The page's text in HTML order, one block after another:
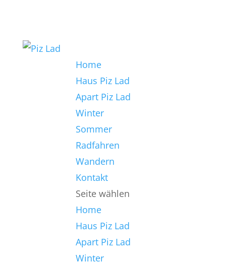
Home
Haus Piz Lad
Apart Piz Lad
Winter
Sommer
Radfahren
Wandern
Kontakt
Seite wählen
Home
Haus Piz Lad
Apart Piz Lad
Winter